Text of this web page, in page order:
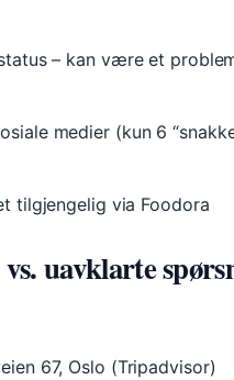
– kan være et
medier (kun 6
tilgjengelig via Foodora
uavklarte
67, Oslo (Tripadvisor)